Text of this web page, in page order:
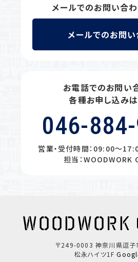
メールでのお問い合
メールでのお問
お電話でのお問い
各種お申し込みは
046-
営業・受付時間：09:00〜
担当：WOODWORK
〒249-0003 神奈川県逗
松永ハイツ1F